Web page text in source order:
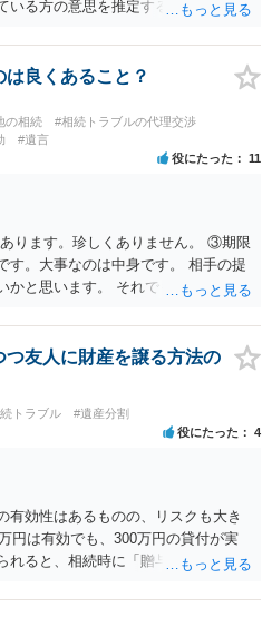
いる方の意思を推定することになり
明確にしておいていただくべきとい
えるような回答でした。失礼しまし
する生前贈与による特別受益の持ち
オーソドックスなものですが、ご
て、特別受益となりそうな贈与に
についてご相談してみてはいかがで
良くあること？
の相続
#相続トラブルの代理交渉
#遺言
役にたった 11
ります。珍しくありません。 ③期限
す。大事なのは中身です。 相手の提
かと思います。 それでもあなた有利
友人に財産を譲る方法の
トラブル #遺産分割
役にたった 4
有効性はあるものの、リスクも大き
円は有効でも、300万円の貸付が実
れると、相続時に「贈与」と評価さ
、 ①信託（家族信託・目的信託） 財